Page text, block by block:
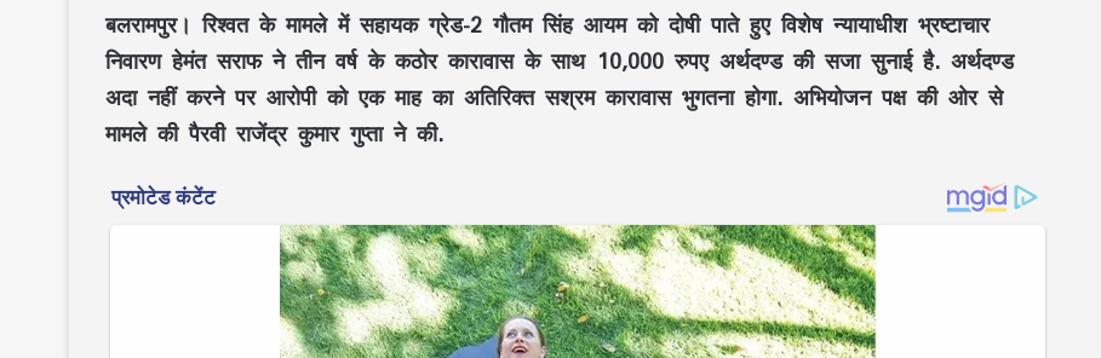
बलरामपुर। रिश्वत के मामले में सहायक ग्रेड-2 गौतम सिंह आयम को दोषी पाते हुए विशेष न्यायाधीश भ्रष्टाचार
निवारण हेमंत सराफ ने तीन वर्ष के कठोर कारावास के साथ 10,000 रुपए अर्थदण्ड की सजा सुनाई है. अर्थदण्ड
अदा नहीं करने पर आरोपी को एक माह का अतिरिक्त सश्रम कारावास भुगतना होगा. अभियोजन पक्ष की ओर से
मामले की पैरवी राजेंद्र कुमार गुप्ता ने की.